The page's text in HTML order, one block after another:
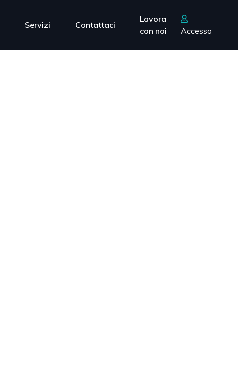
Servizi Contattaci
Lavora
con noi
Accesso